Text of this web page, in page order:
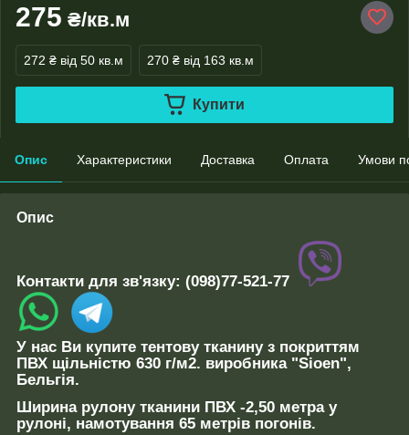
275 ₴/кв.м
272 ₴ від 50 кв.м 270 ₴ від 163 кв.м
Купити
Опис Характеристики Доставка Оплата Умови
Опис
Контакти для зв'язку: (098)77-521-77
У нас Ви купите тентову тканинуз покриттям
ПВХ щільністю 630 г/м2. виробника "Sioen",
Бельгія.
Ширина рулонутканини ПВХ -2,50 метрау
рулоні, намотування 65 метрів погонів.